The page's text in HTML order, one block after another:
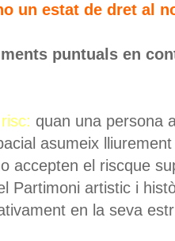
un estat de dret al
puntuals en
: quan una persona
asumeix
accepten el riscque
Partimoni artistic i
en la seva